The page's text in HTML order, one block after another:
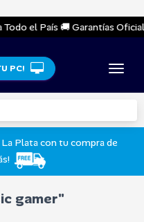
el País 🚚 Garantías
PC!
La Plata con tu compra de
gamer"